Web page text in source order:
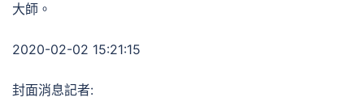
大師。
2020-02-02 15:21:15
封面消息記者: